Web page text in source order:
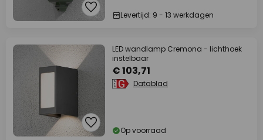
Levertijd: 9 - 13 werkdagen
LED wandlamp Cremona - lichthoek
instelbaar
€ 103,71
Datablad
Op voorraad